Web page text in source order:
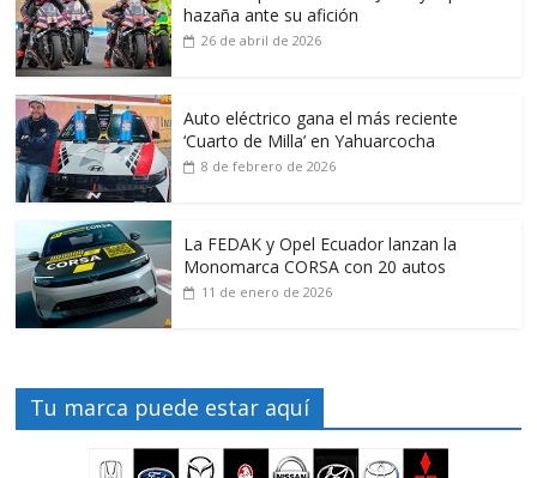
hazaña ante su afición
26 de abril de 2026
Auto eléctrico gana el más reciente
‘Cuarto de Milla’ en Yahuarcocha
8 de febrero de 2026
La FEDAK y Opel Ecuador lanzan la
Monomarca CORSA con 20 autos
11 de enero de 2026
Tu marca puede estar aquí